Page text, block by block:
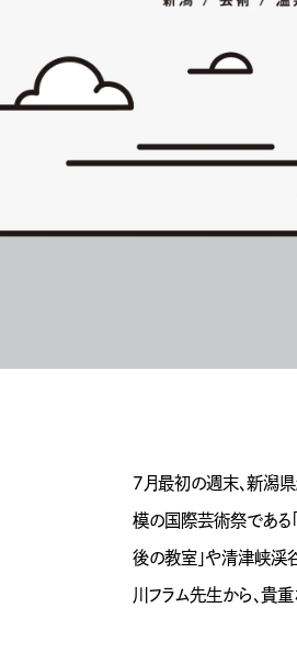
7月最初の週末、新潟
模の国際芸術祭である
後の教室」や清津峡渓
川フラム先生から、貴重